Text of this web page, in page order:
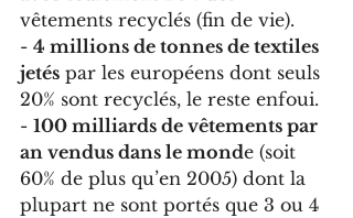
vêtements recyclés (fin de vie).
- 4 millions de tonnes de textiles
jetés par les européens dont seuls
20% sont recyclés, le reste enfoui.
- 100 milliards de vêtements par
an vendus dans le monde (soit
60% de plus qu’en 2005) dont la
plupart ne sont portés que 3 ou 4